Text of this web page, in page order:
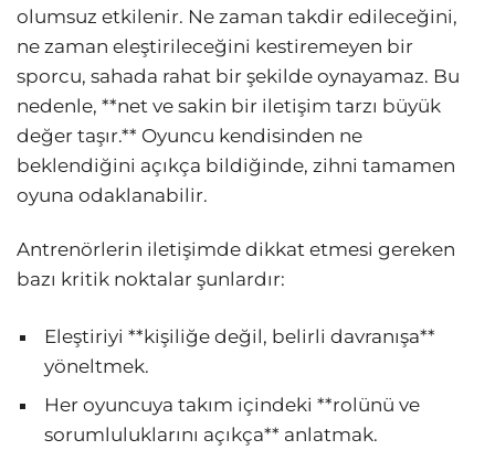
olumsuz etkilenir. Ne zaman takdir edileceğini,
ne zaman eleştirileceğini kestiremeyen bir
sporcu, sahada rahat bir şekilde oynayamaz. Bu
nedenle, **net ve sakin bir iletişim tarzı büyük
değer taşır.** Oyuncu kendisinden ne
beklendiğini açıkça bildiğinde, zihni tamamen
oyuna odaklanabilir.
Antrenörlerin iletişimde dikkat etmesi gereken
bazı kritik noktalar şunlardır:
Eleştiriyi **kişiliğe değil, belirli davranışa**
yöneltmek.
Her oyuncuya takım içindeki **rolünü ve
sorumluluklarını açıkça** anlatmak.